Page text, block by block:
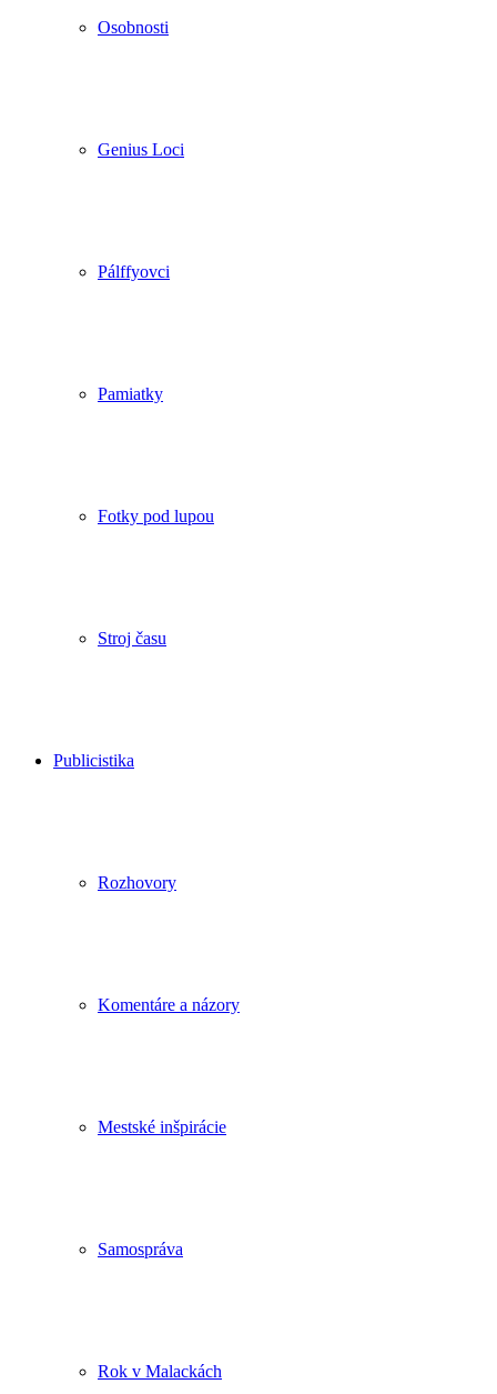
Osobnosti
Genius Loci
Pálffyovci
Pamiatky
Fotky pod lupou
Stroj času
Publicistika
Rozhovory
Komentáre a názory
Mestské inšpirácie
Samospráva
Rok v Malackách